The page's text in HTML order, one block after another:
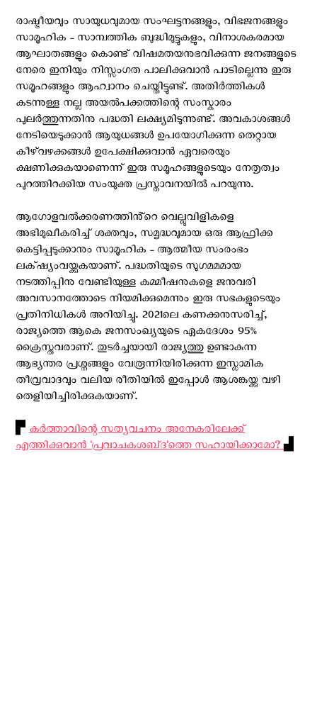
രാഷ്ട്രീയവും സായുധവുമായ സംഘട്ടനങ്ങളും, വിഭജനങ്ങളും
സാമൂഹിക - സാമ്പത്തിക ബുദ്ധിമുട്ടുകളും, വിനാശകരമായ
ആഘാതങ്ങളും കൊണ്ട് വിഷമതയനുഭവിക്കുന്ന ജനങ്ങളുടെ
നേരെ ഇനിയും നിസ്സംഗത പാലിക്കുവാൻ പാടില്ലെന്നു ഇരു
സമൂഹങ്ങളും ആഹ്വാനം ചെയ്തിട്ടുണ്ട്. അതിർത്തികൾ
കടന്നുള്ള നല്ല അയല്‍പക്കത്തിന്റെ സംസ്കാരം
പുലർത്തുന്നതിനു പദ്ധതി ലക്ഷ്യമിടുന്നുണ്ട്. അവകാശങ്ങൾ
നേടിയെടുക്കാൻ ആയുധങ്ങൾ ഉപയോഗിക്കുന്ന തെറ്റായ
കീഴ്‌വഴക്കങ്ങൾ ഉപേക്ഷിക്കുവാൻ ഏവരെയും
ക്ഷണിക്കുകയാണെന്ന് ഇരു സമൂഹങ്ങളുടെയും നേതൃത്വം
പുറത്തിറക്കിയ സംയുക്ത പ്രസ്താവനയില്‍ പറയുന്നു.
ആഗോളവൽക്കരണത്തിൻ്റെ വെല്ലുവിളികളെ
അഭിമുഖീകരിച്ച് ശക്തവും, സമൃദ്ധവുമായ ഒരു ആഫ്രിക്ക
കെട്ടിപ്പടുക്കാനും സാമൂഹിക - ആത്മീയ സംരംഭം
ലക്‌ഷ്യംവയ്ക്കുകയാണ്. പദ്ധതിയുടെ സുഗമമമായ
നടത്തിപ്പിനു വേണ്ടിയുള്ള കമ്മീഷനുകളെ ജനുവരി
അവസാനത്തോടെ നിയമിക്കുമെന്നും ഇരു സഭകളുടെയും
പ്രതിനിധികൾ അറിയിച്ചു. 2021ലെ കണക്കനുസരിച്ച്,
രാജ്യത്തെ ആകെ ജനസംഖ്യയുടെ ഏകദേശം 95%
ക്രൈസ്തവരാണ്. തുടര്‍ച്ചയായി രാജ്യത്തു ഉണ്ടാകുന്ന
ആഭ്യന്തര പ്രശ്നങ്ങളും വേരൂന്നിയിരിക്കുന്ന ഇസ്ലാമിക
തീവ്രവാദവും വലിയ രീതിയില്‍ ഇപ്പോള്‍ ആശങ്കയ്ക്കു വഴി
തെളിയിച്ചിരിക്കുകയാണ്.
▛ കര്‍ത്താവിന്റെ സത്യവചനം അനേകരിലേക്ക്
എത്തിക്കുവാന്‍ 'പ്രവാചകശബ്‌ദ'ത്തെ സഹായിക്കാമോ?▟